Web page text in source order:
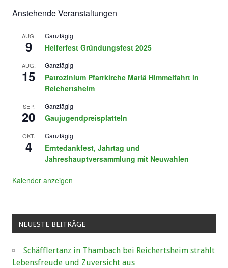
Anstehende Veranstaltungen
AUG.
9
Ganztägig
Helferfest Gründungsfest 2025
AUG.
15
Ganztägig
Patrozinium Pfarrkirche Mariä Himmelfahrt in
Reichertsheim
SEP.
20
Ganztägig
Gaujugendpreisplatteln
OKT.
4
Ganztägig
Erntedankfest, Jahrtag und
Jahreshauptversammlung mit Neuwahlen
Kalender anzeigen
NEUESTE BEITRÄGE
Schäfflertanz in Thambach bei Reichertsheim strahlt
Lebensfreude und Zuversicht aus